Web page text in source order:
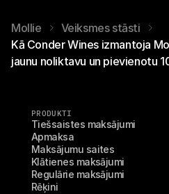
Mollie
Veiksmes stāsti
Kā Conder Wines izmantoja
jaunu noliktavu un pievienotu
PRODUKTI
Tiešsaistes maksājumi
Apmaksa
Maksājumu saites
Klātienes maksājumi
Regulārie maksājumi
Rēķini